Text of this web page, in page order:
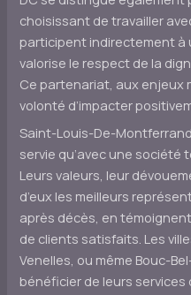
choisissant de travailler
participent indirectement à
valorise le respect de la
Ce partenariat, aux enjeux
volonté d’impacter
Saint-Louis-De-
servie qu’avec une société
Leurs valeurs, leur
d’eux les meilleurs
après décès, en
de clients satisfaits. Les
Venelles, ou même Bouc-
bénéficier de leurs services